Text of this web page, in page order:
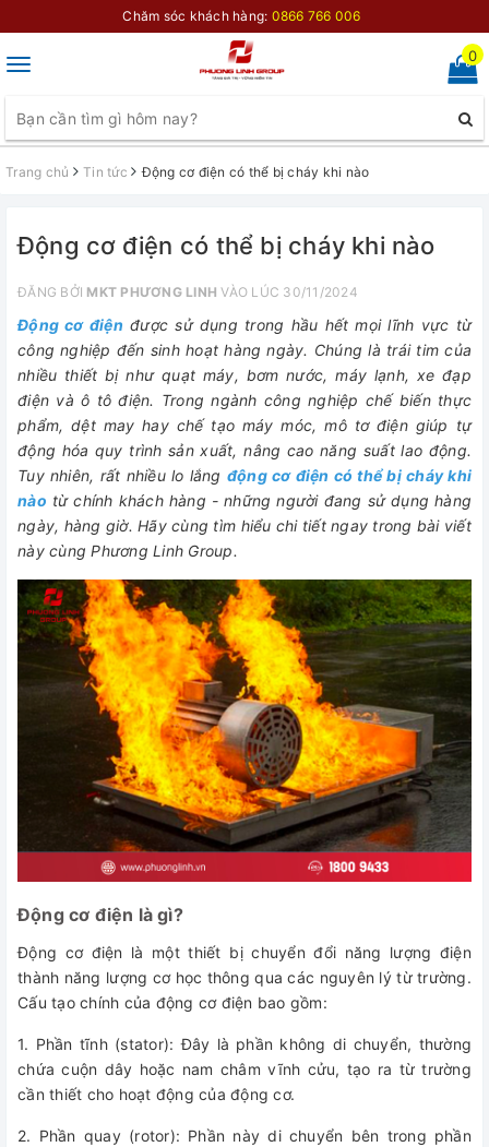
Chăm sóc khách hàng: 0866 766 006
Toggle
0
Trang chủ Tin tức Động cơ điện có thể bị cháy khi nào
Động cơ điện có thể bị cháy khi nào
ĐĂNG BỞI MKT PHƯƠNG LINH VÀO LÚC 30/11/2024
Động cơ điện được sử dụng trong hầu hết mọi lĩnh vực từ
công nghiệp đến sinh hoạt hàng ngày. Chúng là trái tim của
nhiều thiết bị như quạt máy, bơm nước, máy lạnh, xe đạp
điện và ô tô điện. Trong ngành công nghiệp chế biến thực
phẩm, dệt may hay chế tạo máy móc, mô tơ điện giúp tự
động hóa quy trình sản xuất, nâng cao năng suất lao động.
Tuy nhiên, rất nhiều lo lắng động cơ điện có thể bị cháy khi
nào từ chính khách hàng - những người đang sử dụng hàng
ngày, hàng giờ. Hãy cùng tìm hiểu chi tiết ngay trong bài viết
này cùng Phương Linh Group.
Động cơ điện là gì?
Động cơ điện là một thiết bị chuyển đổi năng lượng điện
thành năng lượng cơ học thông qua các nguyên lý từ trường.
Cấu tạo chính của động cơ điện bao gồm:
1. Phần tĩnh (stator): Đây là phần không di chuyển, thường
chứa cuộn dây hoặc nam châm vĩnh cửu, tạo ra từ trường
cần thiết cho hoạt động của động cơ.
2. Phần quay (rotor): Phần này di chuyển bên trong phần